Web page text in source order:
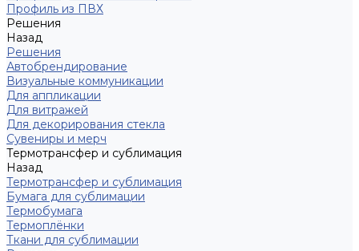
Профиль из ПВХ
Решения
Назад
Решения
Автобрендирование
Визуальные коммуникации
Для аппликации
Для витражей
Для декорирования стекла
Сувениры и мерч
Термотрансфер и сублимация
Назад
Термотрансфер и сублимация
Бумага для сублимации
Термобумага
Термоплёнки
Ткани для сублимации